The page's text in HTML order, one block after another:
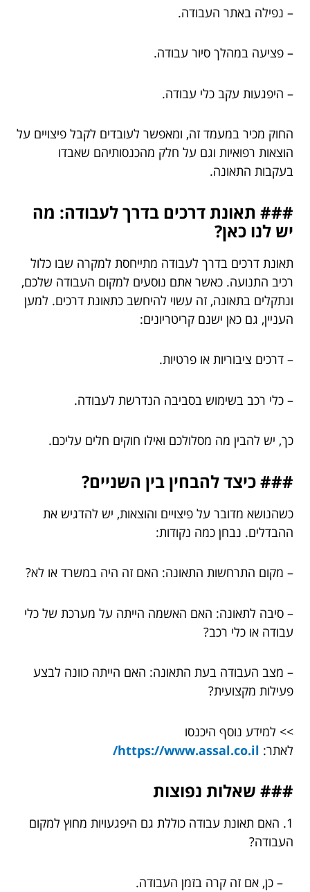
– נפילה באתר העבודה.
– פציעה במהלך סיור עבודה.
– היפגעות עקב כלי עבודה.
החוק מכיר במעמד זה, ומאפשר לעובדים לקבל פיצויים על
הוצאות רפואיות וגם על חלק מהכנסותיהם שאבדו
בעקבות התאונה.
### תאונת דרכים בדרך לעבודה: מה
יש לנו כאן?
תאונת דרכים בדרך לעבודה מתייחסת למקרה שבו כלול
רכיב התנועה. כאשר אתם נוסעים למקום העבודה שלכם,
ונתקלים בתאונה, זה עשוי להיחשב כתאונת דרכים. למען
העניין, גם כאן ישנם קריטריונים:
– דרכים ציבוריות או פרטיות.
– כלי רכב בשימוש בסביבה הנדרשת לעבודה.
כך, יש להבין מה מסלולכם ואילו חוקים חלים עליכם.
### כיצד להבחין בין השניים?
כשהנושא מדובר על פיצויים והוצאות, יש להדגיש את
ההבדלים. נבחן כמה נקודות:
– מקום התרחשות התאונה: האם זה היה במשרד או לא?
– סיבה לתאונה: האם האשמה הייתה על מערכת של כלי
עבודה או כלי רכב?
– מצב העבודה בעת התאונה: האם הייתה כוונה לבצע
פעילות מקצועית?
>> למידע נוסף היכנסו
לאתר: https://www.assal.co.il/
### שאלות נפוצות
1. האם תאונת עבודה כוללת גם היפגעויות מחוץ למקום
העבודה?
– כן, אם זה קרה בזמן העבודה.